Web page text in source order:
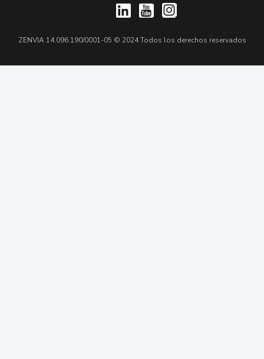
ZENVIA 14.096.190/0001-05 © 2024 Todos los derechos reservados